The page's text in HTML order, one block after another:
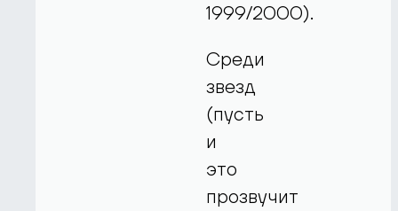
1999/2000).
Среди
звезд
(пусть
и
это
прозвучит